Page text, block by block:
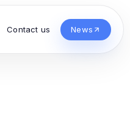
Contact us News